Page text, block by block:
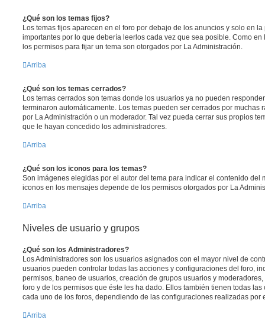
¿Qué son los temas fijos?
Los temas fijos aparecen en el foro por debajo de los anuncios y solo en
importantes por lo que debería leerlos cada vez que sea posible. Como
los permisos para fijar un tema son otorgados por La Administración.
Arriba
¿Qué son los temas cerrados?
Los temas cerrados son temas donde los usuarios ya no pueden
terminaron automáticamente. Los temas pueden ser cerrados por muchas
por La Administración o un moderador. Tal vez pueda cerrar sus propios
que le hayan concedido los administradores.
Arriba
¿Qué son los iconos para los temas?
Son imágenes elegidas por el autor del tema para indicar el contenido del
iconos en los mensajes depende de los permisos otorgados por La
Arriba
Niveles de usuario y grupos
¿Qué son los Administradores?
Los Administradores son los usuarios asignados con el mayor nivel de
usuarios pueden controlar todas las acciones y configuraciones del foro,
permisos, baneo de usuarios, creación de grupos usuarios y
foro y de los permisos que éste les ha dado. Ellos también tienen todas
cada uno de los foros, dependiendo de las configuraciones realizadas por
Arriba